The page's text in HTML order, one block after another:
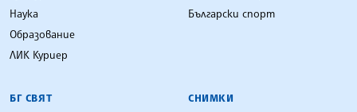
Наука
Образование
ЛИК Куриер
Български спорт
БГ СВЯТ СНИМКИ